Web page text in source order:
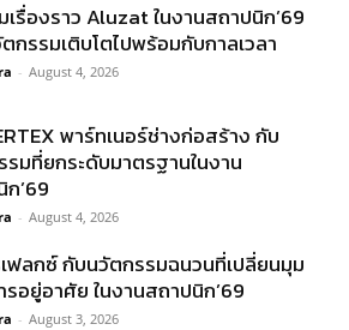
รื่องราว Aluzat ในงานสถาปนิก’69
กรรมเติบโตไปพร้อมกับกาลเวลา
- August 4, 2026
พาร์ทเนอร์ช่างก่อสร้าง กับ
รมที่ยกระดับมาตรฐานในงาน
’69
- August 4, 2026
เฟลกซ์ กับนวัตกรรมฉนวนที่เปลี่ยนมุม
อยู่อาศัย ในงานสถาปนิก’69
- August 3, 2026